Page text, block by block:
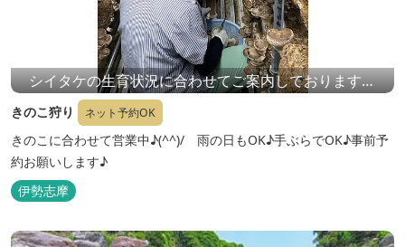
シイタケの生育状況に合わせてご案内しておりますの
で、上記開催期間以外でも事前確認いただければ、体験
可能ですのでお気軽にご連絡ください。
きのこ狩り ネット予約OK
きのこに合わせて営業中♪(^^)/ 雨の日もOK♪手ぶらでOK♪事前予
約お願いします♪
伊勢志摩